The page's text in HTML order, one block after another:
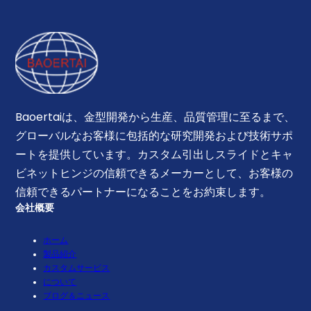
Baoertaiは、金型開発から生産、品質管理に至るまで、
グローバルなお客様に包括的な研究開発および技術サポ
ートを提供しています。カスタム引出しスライドとキャ
ビネットヒンジの信頼できるメーカーとして、お客様の
信頼できるパートナーになることをお約束します。
会社概要
ホーム
製品紹介
カスタムサービス
について
ブログ＆ニュース